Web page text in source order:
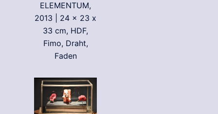
ELEMENTUM,
2013 | 24 x 23 x
33 cm, HDF,
Fimo, Draht,
Faden